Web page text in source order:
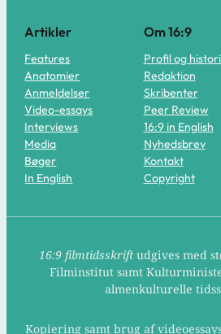
Artikler
Features
Anatomier
Anmeldelser
Video-essays
Interviews
Media
Bøger
In English
Om 16:9
Profil og
Redaktion
Skribenter
Peer Review
16:9 in English
Nyhedsbrev
Kontakt
Copyright
16:9 filmtidsskrift udgives med
Filminstitut samt
almenkulturelle
Kopiering samt brug af